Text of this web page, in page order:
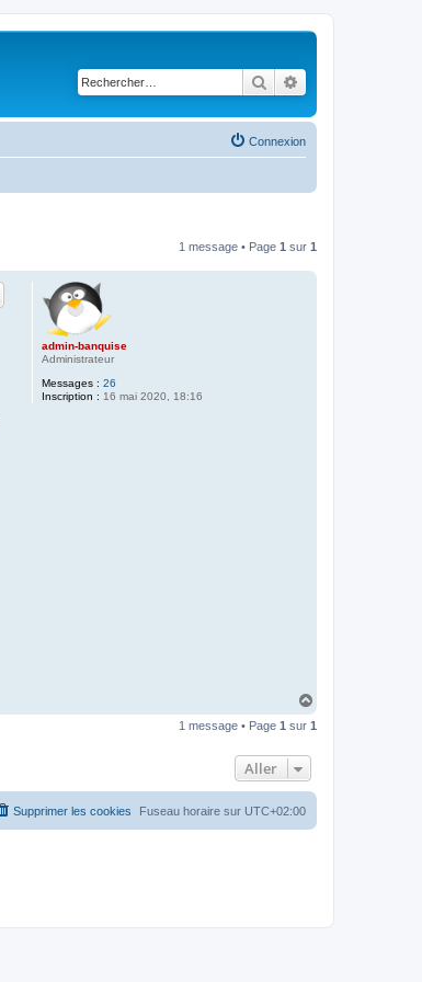
Rechercher
Connexion
1 message • Page 1 sur 1
admin-banquise
Administrateur
Messages : 26
Inscription : 16 mai 2020, 18:16
u
1 message • Page 1 sur 1
Aller
Fuseau horaire sur UTC+02:00
Supprimer les cookies